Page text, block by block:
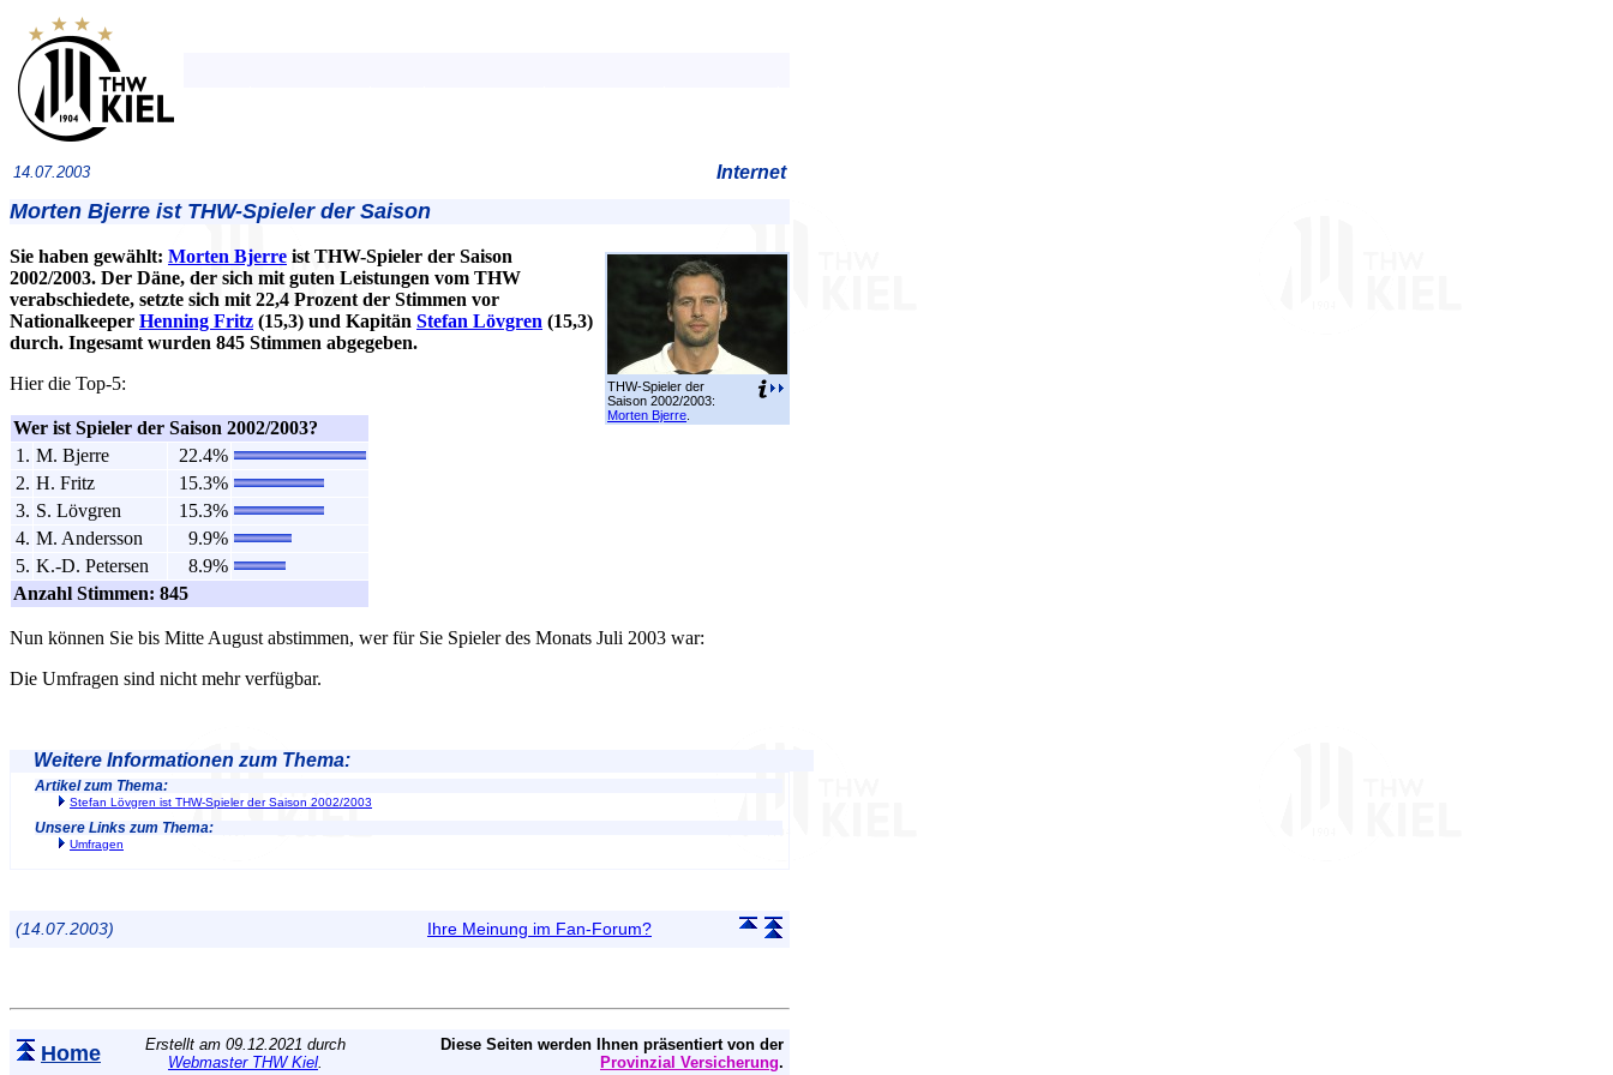
14.07.2003 Internet
Morten Bjerre ist THW-Spieler der Saison
THW-Spieler der
Saison 2002/2003:
Morten Bjerre
Sie haben gewählt: Morten Bjerre ist THW-Spieler der Saison
2002/2003. Der Däne, der sich mit guten Leistungen vom THW
verabschiedete, setzte sich mit 22,4 Prozent der Stimmen vor
Nationalkeeper Henning Fritz (15,3) und Kapitän Stefan Lövgren (15,3)
durch. Ingesamt wurden 845 Stimmen abgegeben.
Hier die Top-5:
Wer ist Spieler der Saison 2002/2003?
1. M. Bjerre
22.4%
2. H. Fritz
15.3%
3. S. Lövgren
15.3%
4. M. Andersson
9.9%
5. K.-D. Petersen
8.9%
Anzahl Stimmen: 845
Nun können Sie bis Mitte August abstimmen, wer für Sie Spieler des Monats Juli 2003 war:
Die Umfragen sind nicht mehr verfügbar.
Weitere Informationen zum Thema:
Artikel zum Thema:
Stefan Lövgren ist THW-Spieler der Saison 2002/2003
Unsere Links zum Thema:
Umfragen
(14.07.2003) Ihre Meinung im Fan-Forum?
Home
Erstellt am 09.12.2021 durch
Webmaster THW Kiel.
Diese Seiten werden Ihnen präsentiert von der
Provinzial Versicherung.